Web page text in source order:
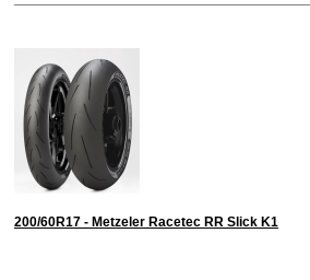
200/60R17 - Metzeler Racetec RR Slick K1